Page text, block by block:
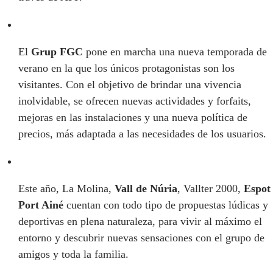
El Grup FGC pone en marcha una nueva temporada de
verano en la que los únicos protagonistas son los
visitantes. Con el objetivo de brindar una vivencia
inolvidable, se ofrecen nuevas actividades y forfaits,
mejoras en las instalaciones y una nueva política de
precios, más adaptada a las necesidades de los usuarios.
Este año, La Molina, Vall de Núria, Vallter 2000, Espot
Port Ainé cuentan con todo tipo de propuestas lúdicas y
deportivas en plena naturaleza, para vivir al máximo el
entorno y descubrir nuevas sensaciones con el grupo de
amigos y toda la familia.